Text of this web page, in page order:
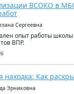
ВСОКО в
Сергеевна
опыт работы
ВПР.
находка: Как
Эрниковна